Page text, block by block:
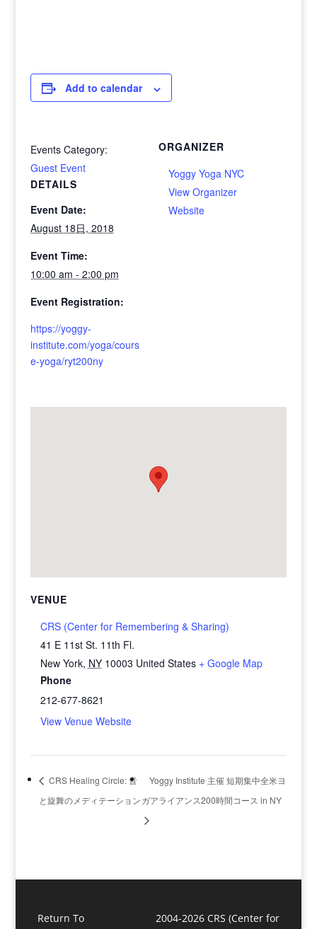
Add to calendar
Events Category:
Guest Event
DETAILS
Event Date:
August 18日, 2018
Event Time:
10:00 am - 2:00 pm
Event Registration:
https://yoggy-
institute.com/yoga/cours
e-yoga/ryt200ny
ORGANIZER
Yoggy Yoga NYC
View Organizer
Website
VENUE
CRS (Center for Remembering & Sharing)
41 E 11st St. 11th Fl.
New York, NY 10003 United States + Google Map
Phone
212-677-8621
View Venue Website
CRS Healing Circle: 音
と旋舞のメディテーション
Yoggy Institute 主催 短期集中全米ヨ
ガアライアンス200時間コース in NY
Return To
2004-2026 CRS (Center for